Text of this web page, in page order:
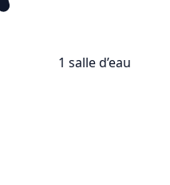
1 salle d’eau